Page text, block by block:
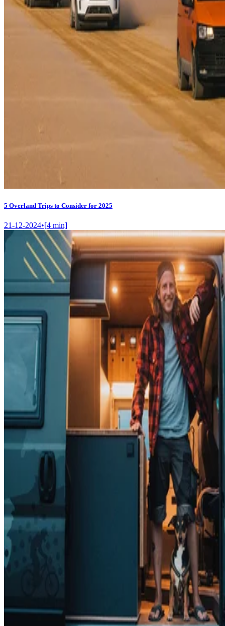
5 Overland Trips to Consider for 2025
21-12-2024•[4 min]